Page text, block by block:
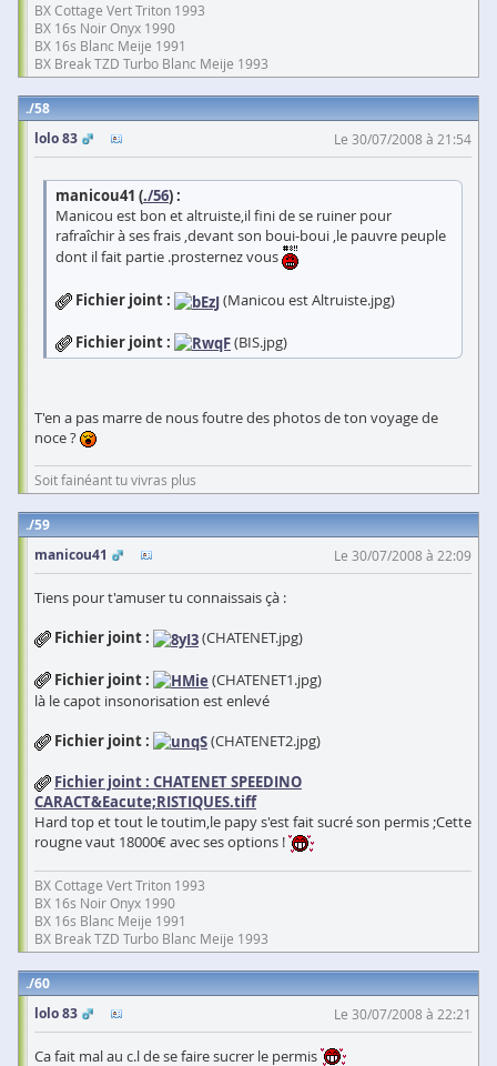
BX Cottage Vert Triton 1993
BX 16s Noir Onyx 1990
BX 16s Blanc Meije 1991
BX Break TZD Turbo Blanc Meije 1993
58
lolo 83
Le 30/07/2008 à 21:54
manicou41 (./56) :
Manicou est bon et altruiste,il fini de se ruiner pour
rafraîchir à ses frais ,devant son boui-boui ,le pauvre peuple
dont il fait partie .prosternez vous
Fichier joint : (Manicou est Altruiste.jpg)
Fichier joint : (BIS.jpg)
T'en a pas marre de nous foutre des photos de ton voyage de
noce ?
Soit fainéant tu vivras plus
59
manicou41
Le 30/07/2008 à 22:09
Tiens pour t'amuser tu connaissais çà :
Fichier joint :
(CHATENET.jpg)
Fichier joint :
(CHATENET1.jpg)
là le capot insonorisation est enlevé
Fichier joint :
(CHATENET2.jpg)
Fichier joint : CHATENET SPEEDINO
CARACT&Eacute;RISTIQUES.tiff
Hard top et tout le toutim,le papy s'est fait sucré son permis ;Cette
rougne vaut 18000€ avec ses options !
BX Cottage Vert Triton 1993
BX 16s Noir Onyx 1990
BX 16s Blanc Meije 1991
BX Break TZD Turbo Blanc Meije 1993
60
lolo 83
Le 30/07/2008 à 22:21
Ca fait mal au c.l de se faire sucrer le permis